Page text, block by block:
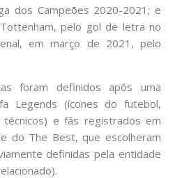
dos Campeões 2020-2021; e
pelo gol de letra no
em março de 2021, pelo
foram definidos após uma
Legends (ícones do futebol,
e fãs registrados em
do The Best, que escolheram
definidas pela entidade